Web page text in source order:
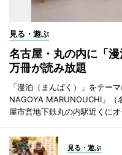
見る・遊ぶ
名古屋・丸の内に「
万冊が読み放題
「漫泊（まんぱく）」をテー
NAGOYA MARUNOUCHI」（
屋市営地下鉄丸の内駅近くにオ
見る・遊ぶ